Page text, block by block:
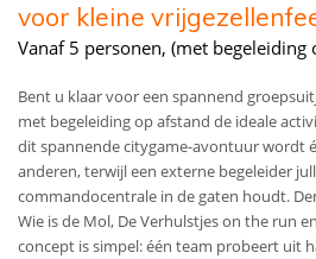
voor kleine
Vanaf 5 personen, (met begeleiding
Bent u klaar voor een spannend
met begeleiding op afstand de ideale
dit spannende citygame-avontuur wordt
anderen, terwijl een externe begeleider
commandocentrale in de gaten houdt.
Wie is de Mol, De Verhulstjes on the run
concept is simpel: één team probeert uit